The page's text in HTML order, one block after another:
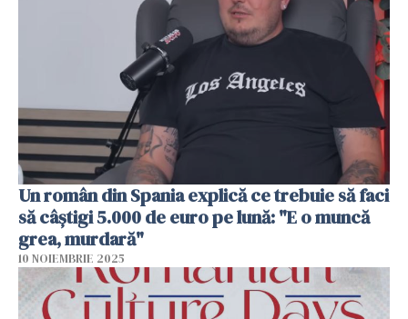
Un român din Spania explică ce trebuie să faci
să câștigi 5.000 de euro pe lună: "E o muncă
grea, murdară"
10 NOIEMBRIE 2025